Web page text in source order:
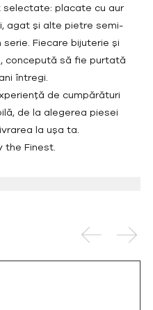
placate cu aur
agat și alte pietre semi-
Fiecare bijuterie și
concepută să fie purtată
întregi.
de cumpărături
de la alegerea piesei
la ușa ta.
the Finest.